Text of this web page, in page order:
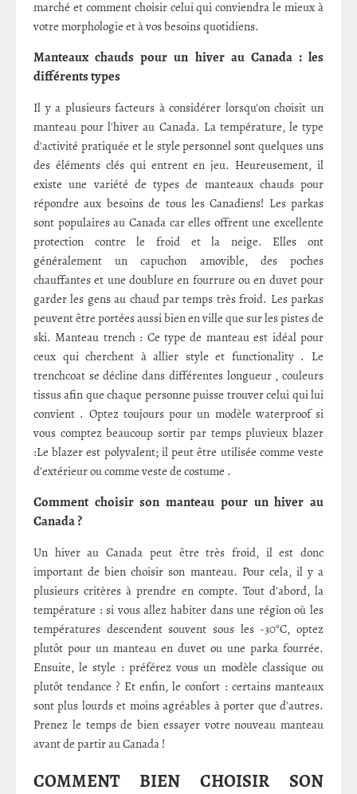
marché et comment choisir celui qui conviendra le mieux à
votre morphologie et à vos besoins quotidiens.
Manteaux chauds pour un hiver au Canada : les
différents types
Il y a plusieurs facteurs à considérer lorsqu'on choisit un
manteau pour l'hiver au Canada. La température, le type
d'activité pratiquée et le style personnel sont quelques uns
des éléments clés qui entrent en jeu. Heureusement, il
existe une variété de types de manteaux chauds pour
répondre aux besoins de tous les Canadiens! Les parkas
sont populaires au Canada car elles offrent une excellente
protection contre le froid et la neige. Elles ont
généralement un capuchon amovible, des poches
chauffantes et une doublure en fourrure ou en duvet pour
garder les gens au chaud par temps très froid. Les parkas
peuvent être portées aussi bien en ville que sur les pistes de
ski. Manteau trench : Ce type de manteau est idéal pour
ceux qui cherchent à allier style et functionality . Le
trenchcoat se décline dans différentes longueur , couleurs
tissus afin que chaque personne puisse trouver celui qui lui
convient . Optez toujours pour un modèle waterproof si
vous comptez beaucoup sortir par temps pluvieux blazer
:Le blazer est polyvalent; il peut être utilisée comme veste
d'extérieur ou comme veste de costume .
Comment choisir son manteau pour un hiver au
Canada ?
Un hiver au Canada peut être très froid, il est donc
important de bien choisir son manteau. Pour cela, il y a
plusieurs critères à prendre en compte. Tout d'abord, la
température : si vous allez habiter dans une région où les
températures descendent souvent sous les -30°C, optez
plutôt pour un manteau en duvet ou une parka fourrée.
Ensuite, le style : préférez vous un modèle classique ou
plutôt tendance ? Et enfin, le confort : certains manteaux
sont plus lourds et moins agréables à porter que d'autres.
Prenez le temps de bien essayer votre nouveau manteau
avant de partir au Canada !
COMMENT BIEN CHOISIR SON